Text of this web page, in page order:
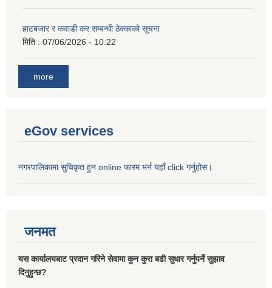
हाटबजार र कवाडी कर सम्बन्धी ठेक्काको सूचना
मिति : 07/06/2026 - 10:22
more
eGov services
नगरपालिकामा सुचिकृत हुन online फारम भर्न यहाँ click गर्नुहोस।
जनमत
यस कार्यालयबाट प्रदान गरिने सेवामा कुन कुरा बढी सुधार गर्नुपर्ने सुझाव
दिनुहुन्छ?